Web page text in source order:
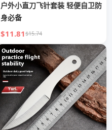
户外小直刀飞针套装 轻便自卫防
身必备
$11.81$15.74